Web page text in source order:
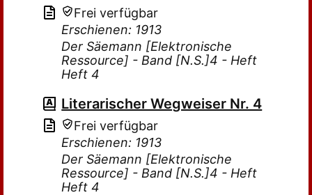
Frei verfügbar
Erschienen: 1913
Der Säemann [Elektronische
Ressource] - Band [N.S.]4 - Heft
Heft 4
Literarischer Wegweiser Nr. 4
Frei verfügbar
Erschienen: 1913
Der Säemann [Elektronische
Ressource] - Band [N.S.]4 - Heft
Heft 4